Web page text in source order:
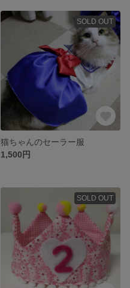
SOLD OUT
猫ちゃんのセーラー服
1,500円
SOLD OUT